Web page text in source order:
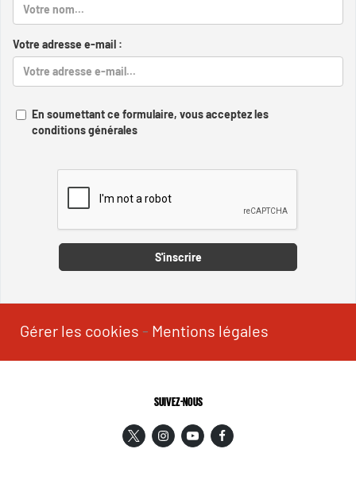
Votre adresse e-mail :
En soumettant ce formulaire, vous acceptez les
conditions générales
S'inscrire
Gérer les cookies - Mentions légales
SUIVEZ-NOUS